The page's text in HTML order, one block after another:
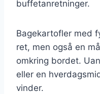
buffetanretninger.
Bagekartofler med
ret, men også en
omkring bordet.
eller en
vinder.